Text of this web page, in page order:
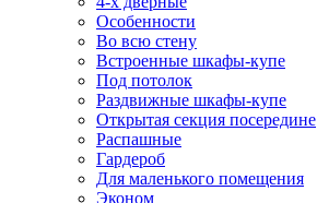
Особенности
Во всю стену
Встроенные шкафы-купе
Под потолок
Раздвижные шкафы-купе
Открытая секция посередине
Распашные
Гардероб
Для маленького помещения
Эконом